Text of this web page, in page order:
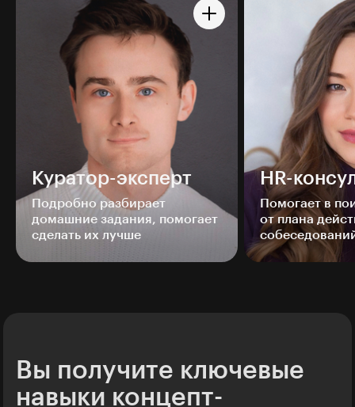
Куратор-эксперт
Подробно разбирает
домашние задания, помогает
сделать их лучше
HR-
Помогает в
от плана
Вы получите ключевые
навыки концепт-